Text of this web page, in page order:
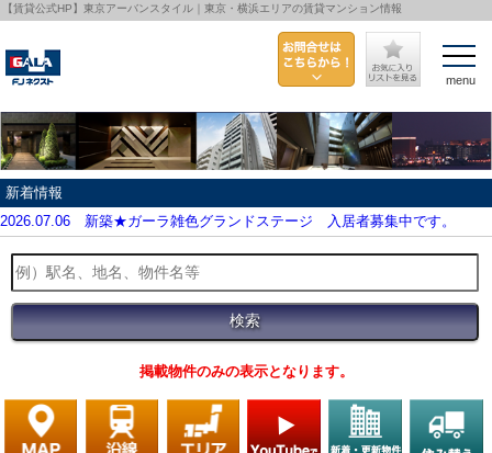
【賃貸公式HP】東京アーバンスタイル｜東京・横浜エリアの賃貸マンション情報
新着情報
2026.07.06 新築★ガーラ雑色グランドステージ 入居者募集中です。
掲載物件のみの表示となります。
menu